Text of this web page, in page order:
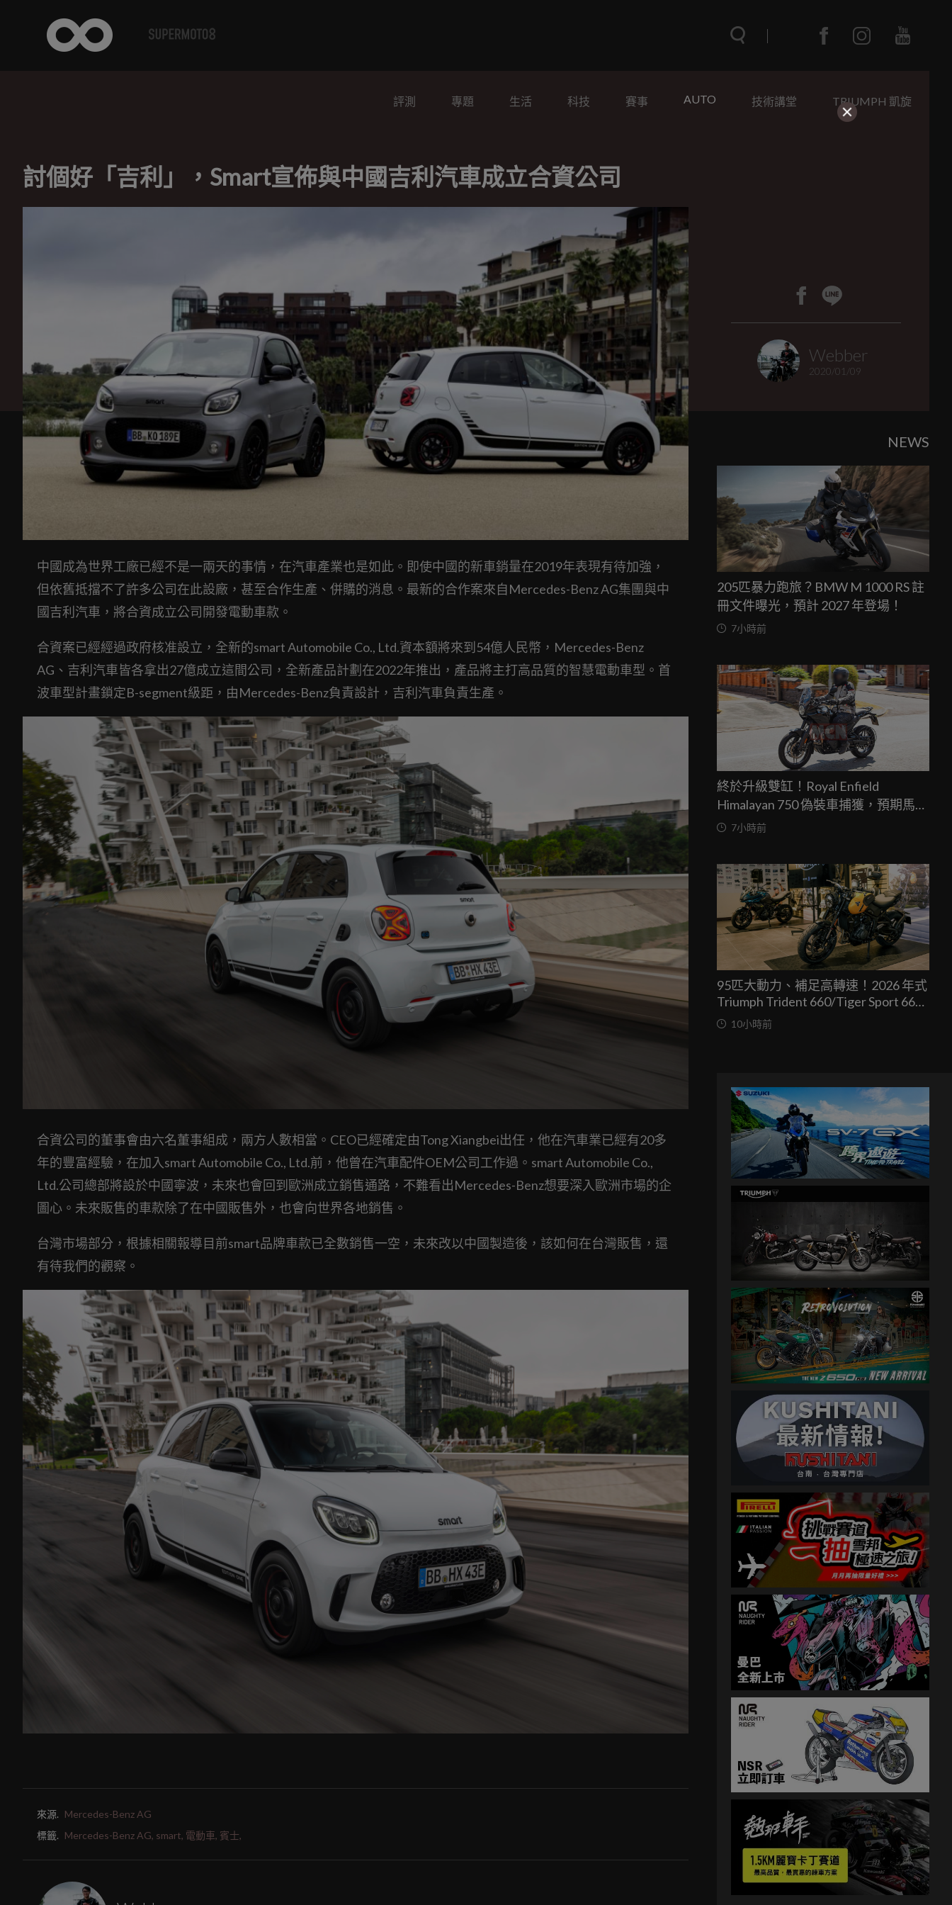
評測 專題 生活 科技 賽事 AUTO 技術講堂 TRIUMPH 凱旋
討個好「吉利」，Smart宣佈與中國吉利汽車成立合資公司
Webber
2020/01/09
中國成為世界工廠已經不是一兩天的事情，在汽車產業也是如此。即使中國的新車銷量在2019年表現有待加強，
但依舊抵擋不了許多公司在此設廠，甚至合作生產、併購的消息。最新的合作案來自Mercedes-Benz AG集團與中
國吉利汽車，將合資成立公司開發電動車款。
合資案已經經過政府核准設立，全新的smart Automobile Co., Ltd.資本額將來到54億人民幣，Mercedes-Benz
AG、吉利汽車皆各拿出27億成立這間公司，全新產品計劃在2022年推出，產品將主打高品質的智慧電動車型。首
波車型計畫鎖定B-segment級距，由Mercedes-Benz負責設計，吉利汽車負責生產。
合資公司的董事會由六名董事組成，兩方人數相當。CEO已經確定由Tong Xiangbei出任，他在汽車業已經有20多
年的豐富經驗，在加入smart Automobile Co., Ltd.前，他曾在汽車配件OEM公司工作過。smart Automobile Co.,
Ltd.公司總部將設於中國寧波，未來也會回到歐洲成立銷售通路，不難看出Mercedes-Benz想要深入歐洲市場的企
圖心。未來販售的車款除了在中國販售外，也會向世界各地銷售。
台灣市場部分，根據相關報導目前smart品牌車款已全數銷售一空，未來改以中國製造後，該如何在台灣販售，還
有待我們的觀察。
來源. Mercedes-Benz AG
標籤. Mercedes-Benz AG, smart, 電動車, 賓士,
NEWS
205匹暴力跑旅？BMW M 1000 RS 註
冊文件曝光，預計 2027 年登場！
7小時前
終於升級雙缸！Royal Enfield
Himalayan 750 偽裝車捕獲，預期馬力
突破67匹，最快米蘭車展亮相
7小時前
95匹大動力、補足高轉速！2026 年式
Triumph Trident 660/Tiger Sport 660
兩車均一價 39.9 萬台灣發表
10小時前